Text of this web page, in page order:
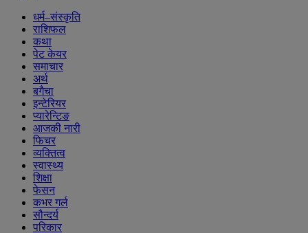
धर्म–संस्कृति
राशिफल
कथा
पेट केयर
समाचार
अर्थ
बगैचा
इन्टेरियर
प्यारेन्टिङ
आजकी नारी
फिचर
व्यक्तित्व
स्वास्थ्य
शिक्षा
फेसन
कभर गर्ल
सौन्दर्य
परिकार